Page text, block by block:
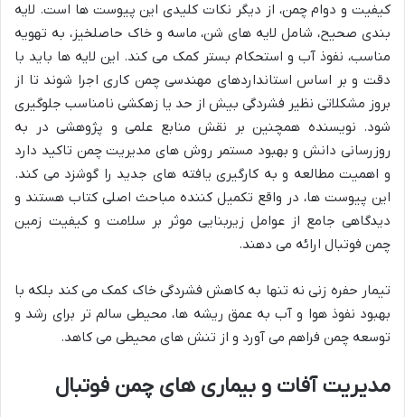
کیفیت و دوام چمن، از دیگر نکات کلیدی این پیوست ها است. لایه
بندی صحیح، شامل لایه های شن، ماسه و خاک حاصلخیز، به تهویه
مناسب، نفوذ آب و استحکام بستر کمک می کند. این لایه ها باید با
دقت و بر اساس استانداردهای مهندسی چمن کاری اجرا شوند تا از
بروز مشکلاتی نظیر فشردگی بیش از حد یا زهکشی نامناسب جلوگیری
شود. نویسنده همچنین بر نقش منابع علمی و پژوهشی در به
روزرسانی دانش و بهبود مستمر روش های مدیریت چمن تاکید دارد
و اهمیت مطالعه و به کارگیری یافته های جدید را گوشزد می کند.
این پیوست ها، در واقع تکمیل کننده مباحث اصلی کتاب هستند و
دیدگاهی جامع از عوامل زیربنایی موثر بر سلامت و کیفیت زمین
چمن فوتبال ارائه می دهند.
تیمار حفره زنی نه تنها به کاهش فشردگی خاک کمک می کند بلکه با
بهبود نفوذ هوا و آب به عمق ریشه ها، محیطی سالم تر برای رشد و
توسعه چمن فراهم می آورد و از تنش های محیطی می کاهد.
مدیریت آفات و بیماری های چمن فوتبال